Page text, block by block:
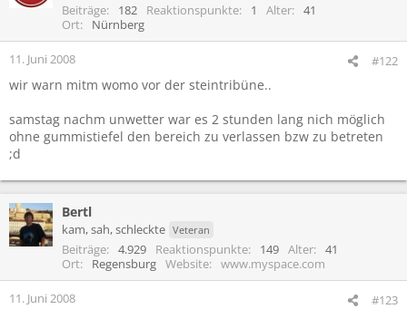
Beiträge
182 Reaktionspunkte 1 Alter
41
Ort
Nürnberg
11. Juni 2008 #122
wir warn mitm womo vor der steintribüne..
samstag nachm unwetter war es 2 stunden lang nich möglich
ohne gummistiefel den bereich zu verlassen bzw zu betreten
;d
Bertl
kam, sah, schleckte Veteran
Beiträge 4.929 Reaktionspunkte 149 Alter
41
Ort
Regensburg Website www.myspace.com
11. Juni 2008 #123